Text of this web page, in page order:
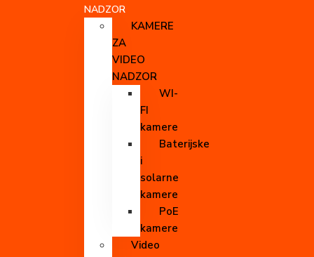
NADZOR
KAMERE
ZA
VIDEO
NADZOR
WI-
FI
kamere
Baterijske
i
solarne
kamere
PoE
kamere
Video